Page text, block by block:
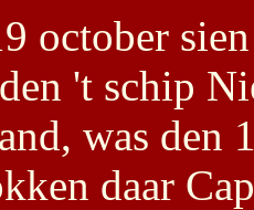
october
't schip
was den
daar